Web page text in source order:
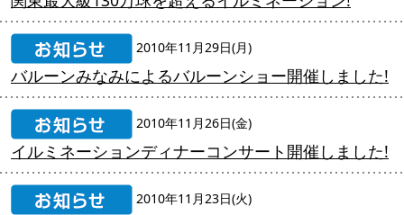
2010年11月29日(月)
バルーンみなみによるバルーンショー開催しました!
2010年11月26日(金)
イルミネーションディナーコンサート開催しました!
2010年11月23日(火)